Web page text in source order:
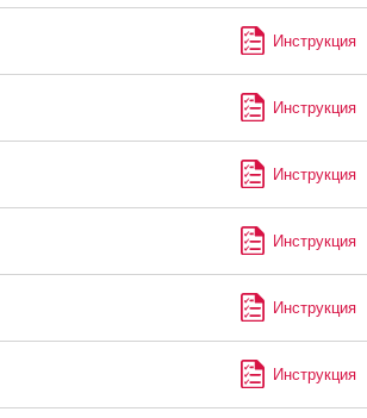
Инструкция
Инструкция
Инструкция
Инструкция
Инструкция
Инструкция